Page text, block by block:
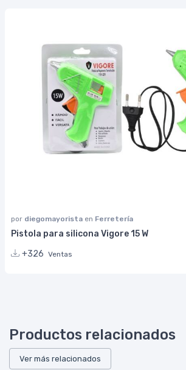
por diegomayorista en Ferretería
Pistola para silicona Vigore 15 W
+326 Ventas
Productos relacionados
Ver más relacionados